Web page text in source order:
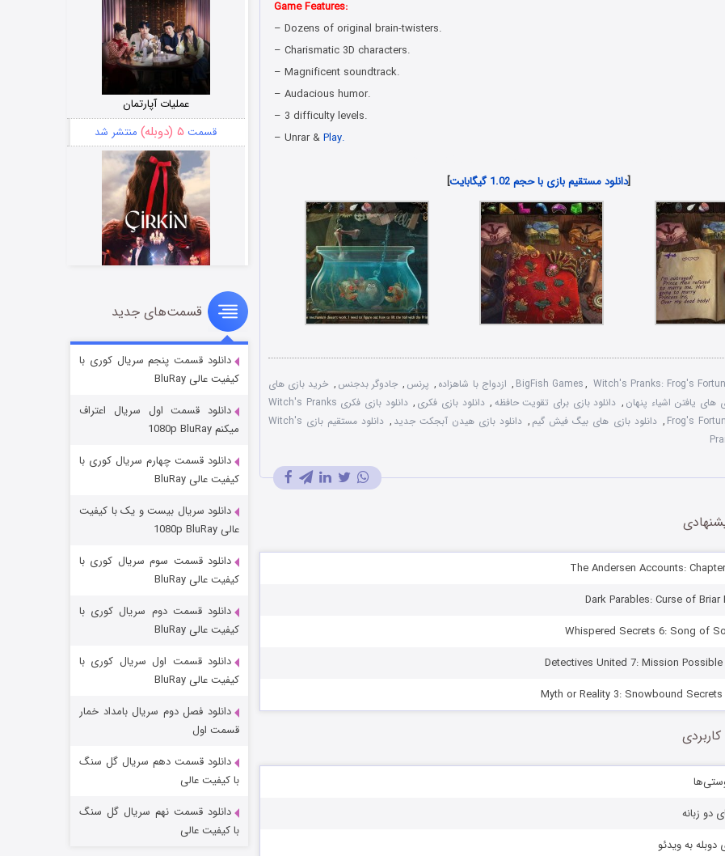
Game Features:
– Dozens of original brain-twisters.
– Charismatic 3D characters.
– Magnificent soundtrack.
– Audacious humor.
– 3 difficulty levels.
– Unrar &Play.
[دانلود مستقیم بازی با حجم 1.02 گیگابایت ]
BigFish Games, Witch's Pranks: Frog's
, ازدواج با شاهزاده , پرنس , جادوگر بدجنس , خرید بازی های
های یافتن اشیاء پنهان , دانلود بازی برای تقويت حافظه , دانلود بازی فکری ,
دانلود بازی فکری Witch's Pranks
Frog's
, دانلود بازی های بيگ فيش گيم , دانلود بازی هيدن آبجکت جديد ,
دانلود مستقیم بازی Witch's
دو زبانه
به ویدئو
عملیات آپارتمان
قسمت ۵ (دوبله) منتشر شد
سریال زشت
قسمت۲ (زیرنویس) منتشر شد
مردگان متحرک: شهر مرده ۳
شکست استوارت در نجات جهان
قسمت ۷ (زیرنویس) منتشر شد
قسمت‌های جدید
دانلود قسمت پنجم سریال کوری با
کیفیت عالی BluRay
دانلود قسمت اول سریال اعتراف
میکنم 1080p BluRay
دانلود قسمت چهارم سریال کوری با
کیفیت عالی BluRay
دانلود سریال بیست و یک با کیفیت
عالی 1080p BluRay
دانلود قسمت سوم سریال کوری با
کیفیت عالی BluRay
دانلود قسمت دوم سریال کوری با
کیفیت عالی BluRay
دانلود قسمت اول سریال کوری با
کیفیت عالی BluRay
دانلود فصل دوم سریال بامداد خمار
قسمت اول
دانلود قسمت دهم سریال گل سنگ
با کیفیت عالی
دانلود قسمت نهم سریال گل سنگ
با کیفیت عالی